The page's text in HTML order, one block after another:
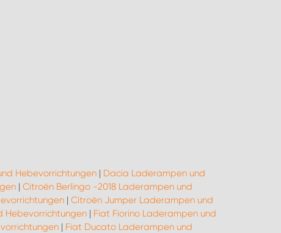
Hebevorrichtungen | Dacia Laderampen und
| Citroën Berlingo -2018 Laderampen und
| Citroën Jumper Laderampen und
Hebevorrichtungen | Fiat Fiorino Laderampen und
| Fiat Ducato Laderampen und